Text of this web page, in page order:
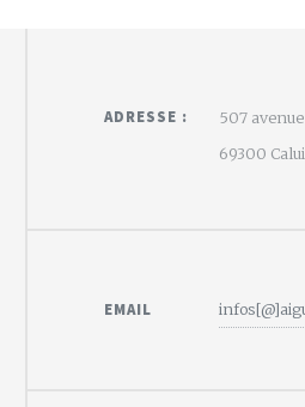
ADRESSE :
507
69300
EMAIL